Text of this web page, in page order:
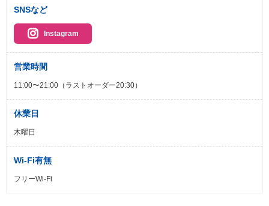
SNSなど
Instagram
営業時間
11:00〜21:00（ラストオーダー20:30）
休業日
木曜日
Wi-Fi有無
フリーWi-Fi